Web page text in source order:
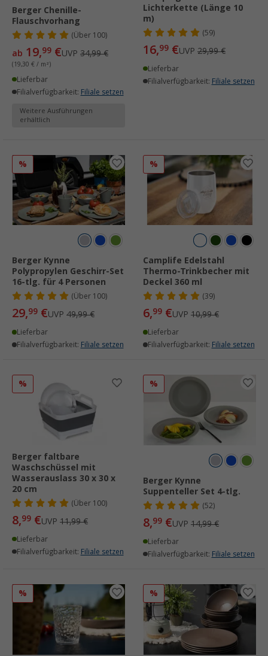
Berger Chenille-
Flauschvorhang
(Über100)
ab 19,99 €UVP 34,99 €
(19,30 € / m²)
Lieferbar
Filialverfügbarkeit: Filiale setzen
Weitere Ausführungen
erhältlich
Lichterkette (Länge 10
m)
(59)
16,99 €UVP 29,99 €
Lieferbar
Filialverfügbarkeit: Filiale setzen
%
Berger Kynne
Polypropylen Geschirr-Set
16-tlg. für 4 Personen
(Über100)
29,99 €UVP 49,99 €
Lieferbar
Filialverfügbarkeit: Filiale setzen
%
Camplife Edelstahl
Thermo-Trinkbecher mit
Deckel 360 ml
(39)
6,99 €UVP 10,99 €
Lieferbar
Filialverfügbarkeit: Filiale setzen
%
Berger faltbare
Waschschüssel mit
Wasserauslass 30 x 30 x
20 cm
(Über100)
8,99 €UVP 11,99 €
Lieferbar
Filialverfügbarkeit: Filiale setzen
%
Berger Kynne
Suppenteller Set 4-tlg.
(52)
8,99 €UVP 14,99 €
Lieferbar
Filialverfügbarkeit: Filiale setzen
% %